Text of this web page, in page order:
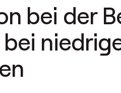
bei der